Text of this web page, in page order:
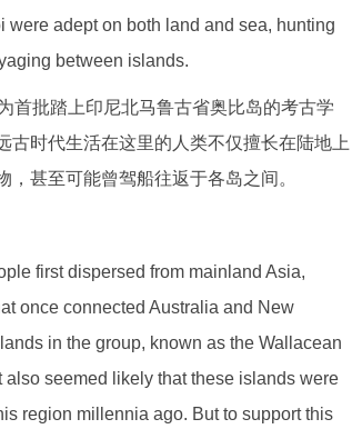
adept on both land and sea, hunting
between islands.
首批踏上印尼北马鲁古省奥比岛的考古学
时代生活在这里的人类不仅擅长在陆地上
甚至可能曾驾船往返于各岛之间。
first dispersed from mainland Asia,
once connected Australia and New
in the group, known as the Wallacean
seemed likely that these islands were
region millennia ago. But to support this